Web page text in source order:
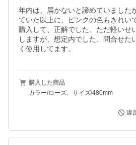
年内は、届かないと諦めていました
ていた以上に、ピンクの色もきれい
購入して、正解でした、ただ軽いせ
しますが、想定内でした、問合せた
く使用してます。
購入した商品
カラー/ローズ、サイズ/480mm
違